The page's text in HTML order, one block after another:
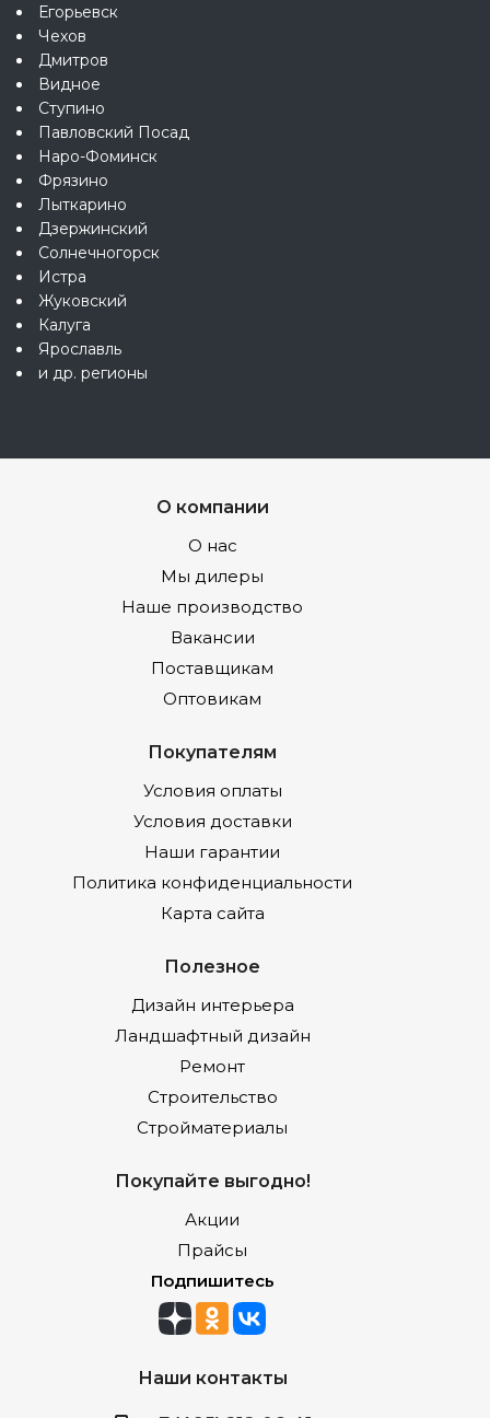
Егорьевск
Чехов
Дмитров
Видное
Ступино
Павловский Посад
Наро-Фоминск
Фрязино
Лыткарино
Дзержинский
Солнечногорск
Истра
Жуковский
Калуга
Ярославль
и др. регионы
О компании
О нас
Мы дилеры
Наше производство
Вакансии
Поставщикам
Оптовикам
Покупателям
Условия оплаты
Условия доставки
Наши гарантии
Политика конфиденциальности
Карта сайта
Полезное
Дизайн интерьера
Ландшафтный дизайн
Ремонт
Строительство
Стройматериалы
Покупайте выгодно!
Акции
Прайсы
Подпишитесь
Наши контакты